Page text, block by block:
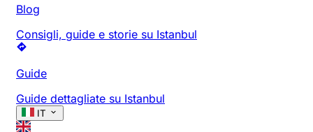
Blog
Consigli, guide e storie su Istanbul
Guide
Guide dettagliate su Istanbul
IT